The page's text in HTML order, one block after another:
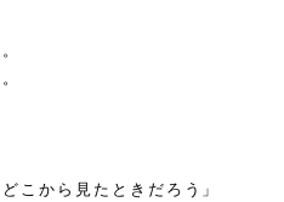
こから見たときだろう」